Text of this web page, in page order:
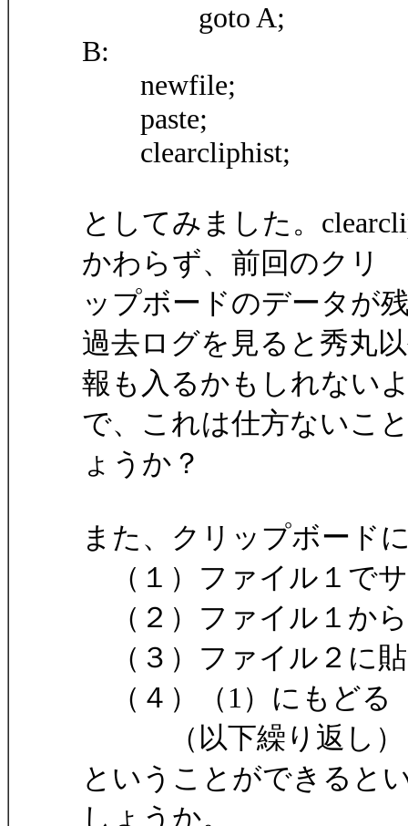
goto A;
B:
newfile;
paste;
clearcliphist;
としてみました。
かわらず、前回のクリ
ップボードのデータが
過去ログを見ると秀丸
報も入るかもしれない
で、これは仕方ないこ
ょうか？
また、クリップボード
（１）ファイル１で
（２）ファイル１か
（３）ファイル２に貼
（４）（1）にもどる
（以下繰り返し）
ということができると
しょうか。